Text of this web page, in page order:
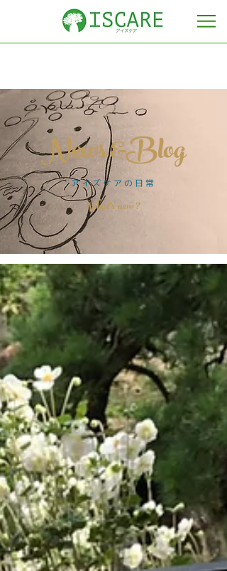
News &Blog
​アイズケアの日常
​What's new ?